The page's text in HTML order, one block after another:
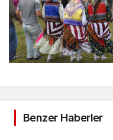
Benzer Haberler